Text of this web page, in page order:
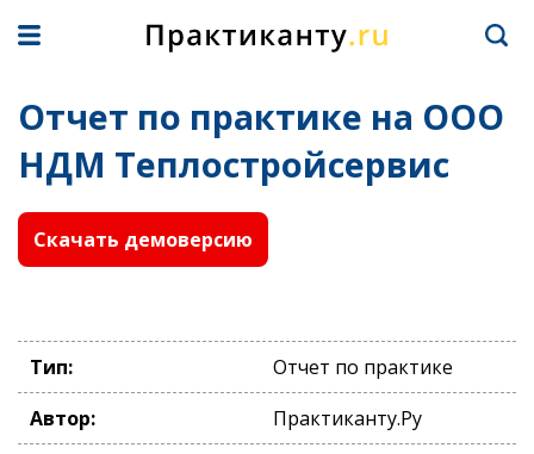
Отчет по практике на ООО
НДМ Теплостройсервис
Скачать демоверсию
Тип:
Отчет по практике
Автор:
Практиканту.Ру